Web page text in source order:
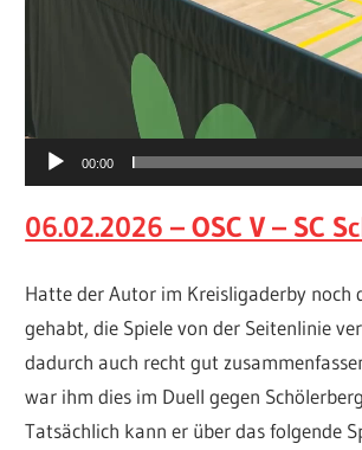
00:00
06.02.2026 – OSC V – SC
Hatte der Autor im Kreisligaderby noch
gehabt, die Spiele von der Seitenlinie
dadurch auch recht gut
war ihm dies im Duell gegen
Tatsächlich kann er über das folgende